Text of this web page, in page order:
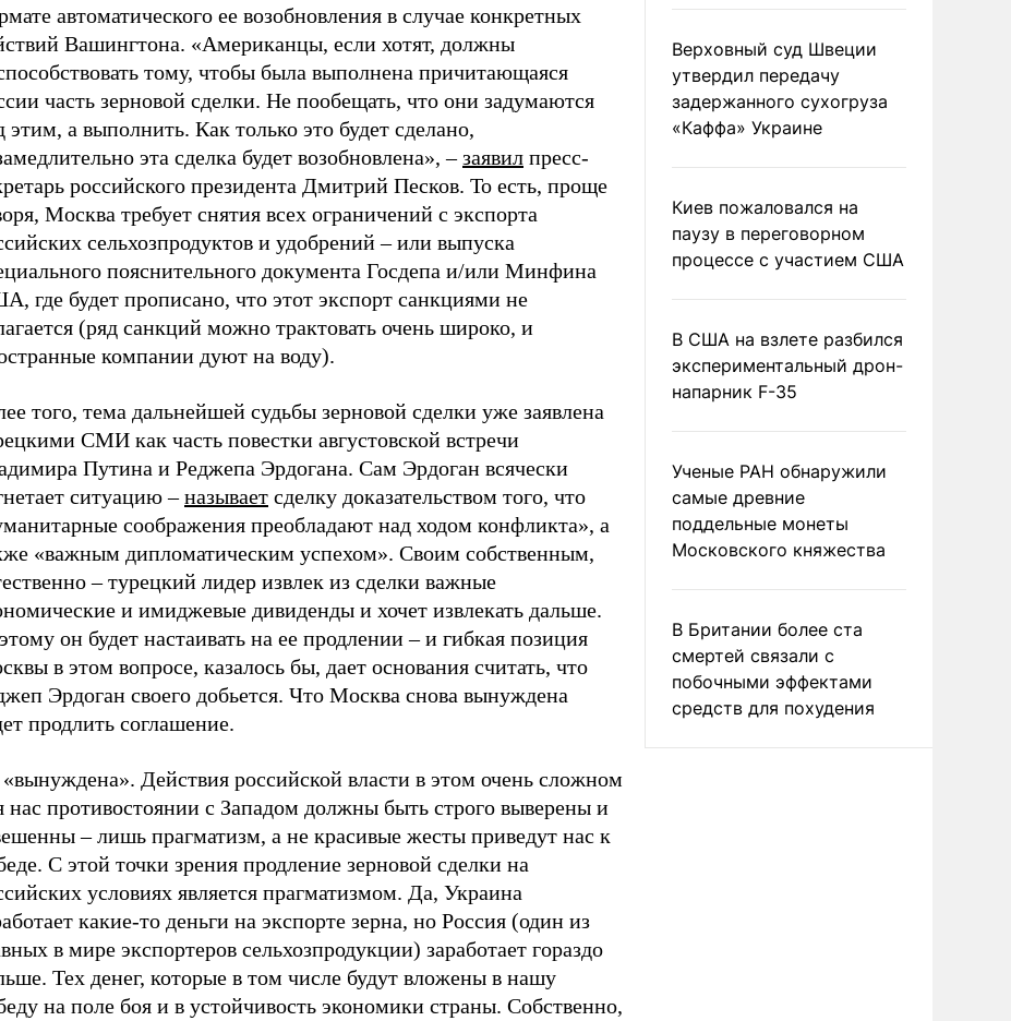
автоматического ее возобновления в случае конкретных
Вашингтона. «Американцы, если хотят, должны
тому, чтобы была выполнена причитающаяся
часть зерновой сделки. Не пообещать, что они задумаются
этим, а выполнить. Как только это будет сделано,
эта сделка будет возобновлена», –заявил пресс-
российского президента Дмитрий Песков. То есть, проще
Москва требует снятия всех ограничений с экспорта
сельхозпродуктов и удобрений – или выпуска
пояснительного документа Госдепа и/или Минфина
где будет прописано, что этот экспорт санкциями не
(ряд санкций можно трактовать очень широко, и
компании дуют на воду).
того, тема дальнейшей судьбы зерновой сделки уже заявлена
СМИ как часть повестки августовской встречи
Путина и Реджепа Эрдогана. Сам Эрдоган всячески
ситуацию –называет сделку доказательством того, что
соображения преобладают над ходом конфликта», а
«важным дипломатическим успехом». Своим собственным,
– турецкий лидер извлек из сделки важные
и имиджевые дивиденды и хочет извлекать дальше.
он будет настаивать на ее продлении – и гибкая позиция
в этом вопросе, казалось бы, дает основания считать, что
Эрдоган своего добьется. Что Москва снова вынуждена
продлить соглашение.
Действия российской власти в этом очень сложном
нас противостоянии с Западом должны быть строго выверены и
– лишь прагматизм, а не красивые жесты приведут нас к
С этой точки зрения продление зерновой сделки на
условиях является прагматизмом. Да, Украина
какие-то деньги на экспорте зерна, но Россия (один из
в мире экспортеров сельхозпродукции) заработает гораздо
Тех денег, которые в том числе будут вложены в нашу
на поле боя и в устойчивость экономики страны. Собственно,
Верховный суд Швеции
утвердил передачу
задержанного сухогруза
«Каффа» Украине
Киев пожаловался на
паузу в переговорном
процессе с участием США
В США на взлете разбился
экспериментальный дрон-
напарник F-35
Ученые РАН обнаружили
самые древние
поддельные монеты
Московского княжества
В Британии более ста
смертей связали с
побочными эффектами
средств для похудения